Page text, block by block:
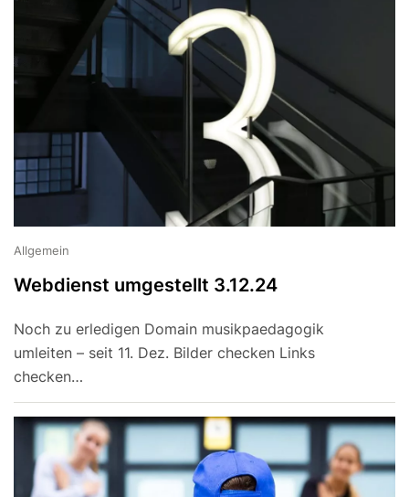
Allgemein
Webdienst umgestellt 3.12.24
Noch zu erledigen Domain musikpaedagogik
umleiten – seit 11. Dez. Bilder checken Links
checken…